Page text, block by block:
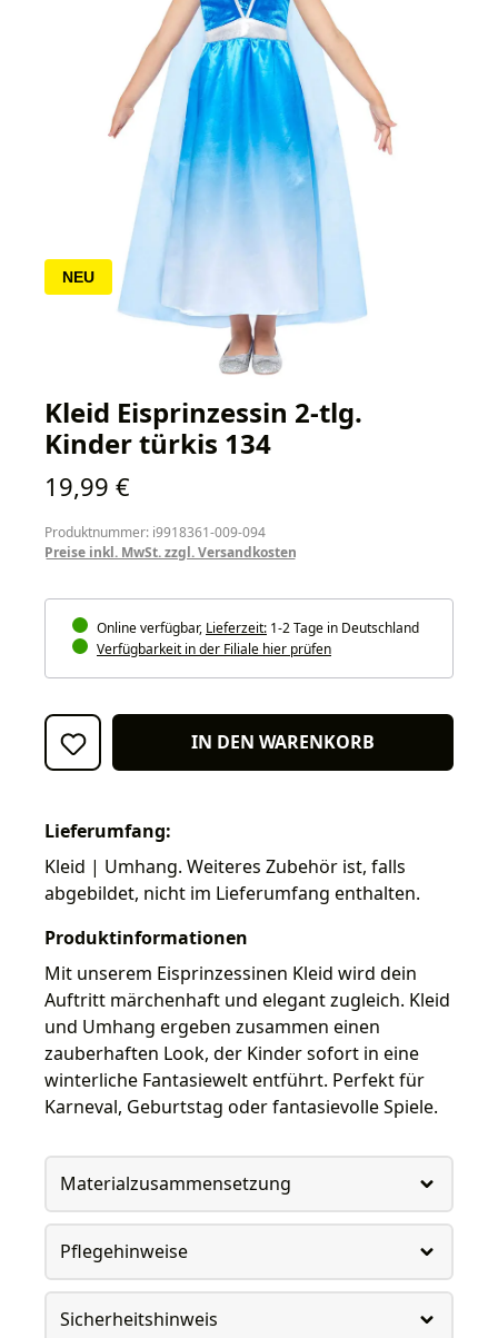
NEU
Kleid Eisprinzessin 2-tlg.
Kinder türkis 134
Regulärer Preis:
19,99 €
Produktnummer: i9918361-009-094
Preise inkl. MwSt. zzgl. Versandkosten
Online verfügbar, Lieferzeit: 1-2 Tage in Deutschland
Verfügbarkeit in der Filiale hier prüfen
IN DEN WARENKORB
Lieferumfang:
Kleid | Umhang. Weiteres Zubehör ist, falls
abgebildet, nicht im Lieferumfang enthalten.
Produktinformationen
Mit unserem Eisprinzessinen Kleid wird dein
Auftritt märchenhaft und elegant zugleich. Kleid
und Umhang ergeben zusammen einen
zauberhaften Look, der Kinder sofort in eine
winterliche Fantasiewelt entführt. Perfekt für
Karneval, Geburtstag oder fantasievolle Spiele.
Materialzusammensetzung
Pflegehinweise
Sicherheitshinweis